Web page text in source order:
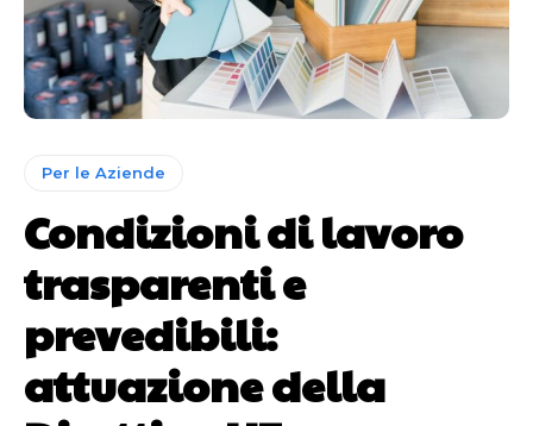
Per le Aziende
Condizioni di lavoro
trasparenti e
prevedibili:
attuazione della